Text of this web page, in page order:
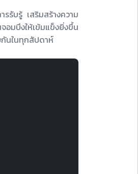
รับรู้ เสริมสร้างความ
อมบึงให้เข้มแข็งยิ่งขึ้น
นในทุกสัปดาห์